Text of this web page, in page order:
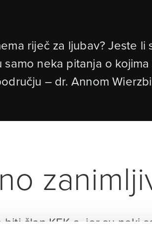
riječ za ljubav? Jeste li
neka pitanja o
– dr. Annom
član KEK-a, jer su neki